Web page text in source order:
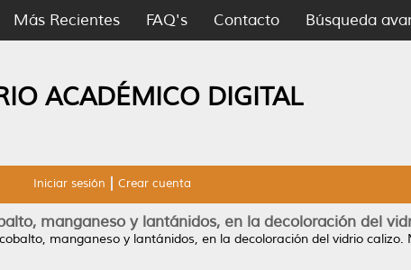
Más Recientes FAQ's Contacto Búsqueda
ACADÉMICO DIGITAL
Iniciar sesión Crear cuenta
manganeso y lantánidos, en la decoloración del
manganeso y lantánidos, en la decoloración del vidrio calizo.